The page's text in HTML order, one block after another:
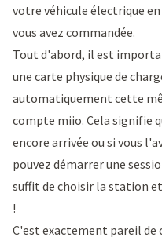
votre véhicule électrique
vous avez commandée.
Tout d'abord, il est
une carte physique de
automatiquement cette
compte miio. Cela signifie
encore arrivée ou si vous
pouvez démarrer une
suffit de choisir la station
!
C'est exactement pareil